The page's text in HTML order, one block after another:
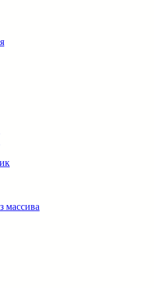
массива